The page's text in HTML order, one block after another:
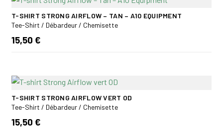
T-SHIRT STRONG AIRFLOW – TAN – A10 EQUIPMENT
Tee-Shirt / Débardeur / Chemisette
15,50 €
T-SHIRT STRONG AIRFLOW VERT OD
Tee-Shirt / Débardeur / Chemisette
15,50 €